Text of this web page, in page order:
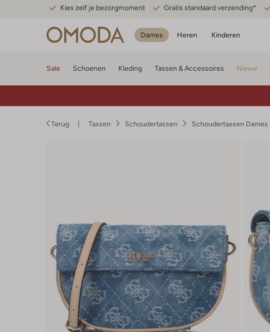
Kies zelf je bezorgmoment Gratis standaard verzending*
Dames Heren Kinderen
Sale Schoenen Kleding Tassen & Accessoires Nieuw
Terug Tassen Schoudertassen Schoudertassen Dames